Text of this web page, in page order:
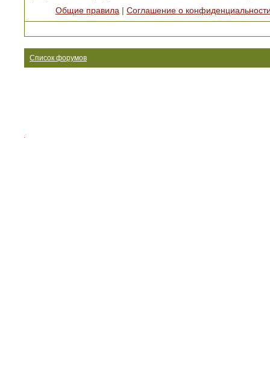
Общие правила
Соглашение о
Список форумов